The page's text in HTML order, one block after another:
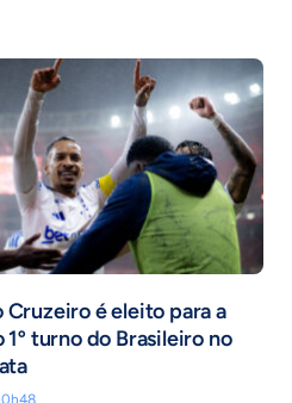
Cruzeiro é eleito para a
1º turno do Brasileiro no